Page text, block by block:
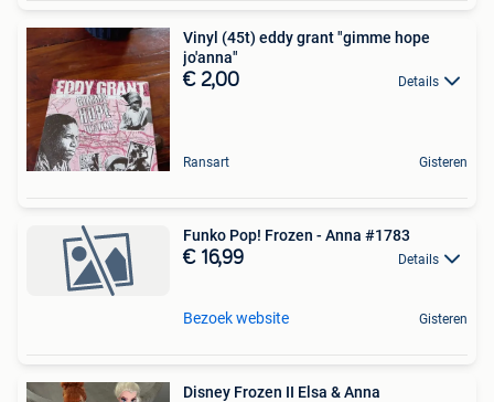
Vinyl (45t) eddy grant "gimme hope
jo'anna"
€ 2,00 Details
Ransart Gisteren
Funko Pop! Frozen - Anna #1783
€ 16,99 Details
Bezoek website Gisteren
Disney Frozen II Elsa & Anna